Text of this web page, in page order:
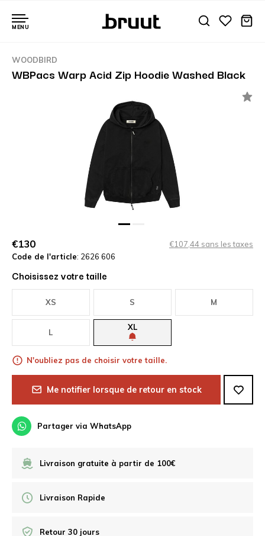
MENU
WOODBIRD
WBPacs Warp Acid Zip Hoodie Washed Black
€130
€107,44 sans les taxes
Code de l'article: 2626 606
Choisissez votre taille
XS S M
L
XL
N'oubliez pas de choisir votre taille.
Me notifier lorsque de retour en stock
Partager via WhatsApp
Livraison gratuite à partir de 100€
Livraison Rapide
Retour 30 jours